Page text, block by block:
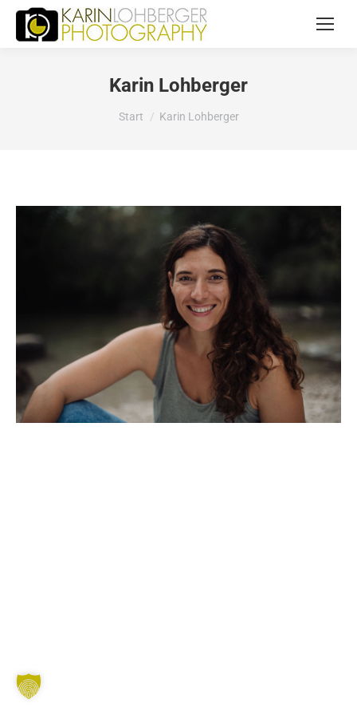
Karin Lohberger
Sie befinden sich hier:
Start Karin Lohberger